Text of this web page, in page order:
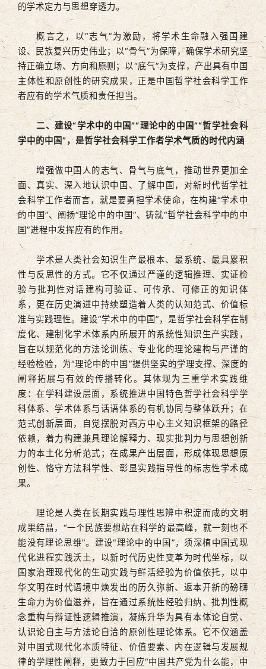
的学术定力与思想穿透力。
概言之，以“志气”为激励，将学术生命融入强国建
设、民族复兴历史伟业；以“骨气”为保障，确保学术研究坚
持正确立场、方向和原则；以“底气”为支撑，产出具有中国
主体性和原创性的研究成果，正是中国哲学社会科学工作
者应有的学术气质和责任担当。
二、建设“学术中的中国”“理论中的中国”“哲学社会科
学中的中国”，是哲学社会科学工作者学术气质的时代内涵
增强做中国人的志气、骨气与底气，推动世界更加全
面、真实、深入地认识中国、了解中国，对新时代哲学社
会科学工作者而言，就是要勇担学术使命，在构建“学术中
的中国”、阐扬“理论中的中国”、铸就“哲学社会科学中的中
国”进程中发挥应有的作用。
学术是人类社会知识生产最根本、最系统、最具累积
性与反思性的方式。它不仅通过严谨的逻辑推理、实证检
验与批判性对话建构可验证、可传承、可修正的知识体
系，更在历史演进中持续塑造着人类的认知范式、价值标
准与实践理性。建设“学术中的中国”，是哲学社会科学在制
度化、建制化学术体系内所展开的系统性知识生产实践，
旨在以规范化的方法论训练、专业化的理论建构与严谨的
经验检验，为“理论中的中国”提供坚实的学理支撑、深度的
阐释拓展与有效的传播转化。其体现为三重学术实践维
度：在学科建设层面，系统推进中国特色哲学社会科学学
科体系、学术体系与话语体系的有机协同与整体跃升；在
范式创新层面，自觉摆脱对西方中心主义知识框架的路径
依赖，着力构建兼具理论解释力、现实批判力与思想创新
力的本土化分析范式；在成果产出层面，形成体现思想原
创性、恪守方法科学性、彰显实践指导性的标志性学术成
果。
理论是人类在长期实践与理性思辨中积淀而成的文明
成果结晶，“一个民族要想站在科学的最高峰，就一刻也不
能没有理论思维”。建设“理论中的中国”，须深植中国式现
代化进程实践沃土，以新时代历史性变革为时代坐标，以
国家治理现代化的生动实践与鲜活经验为价值依托，以中
华文明在时代语境中焕发出的历久弥新、返本开新的磅礴
生命力为价值滋养，旨在通过系统性经验归纳、批判性概
念重构与辩证性逻辑推演，凝练升华为具有本体论自觉、
认识论自主与方法论自洽的原创性理论体系。它不仅涵盖
对中国式现代化本质特征、价值要素、内在逻辑与发展规
律的学理性阐释，更致力于回应“中国共产党为什么能，中